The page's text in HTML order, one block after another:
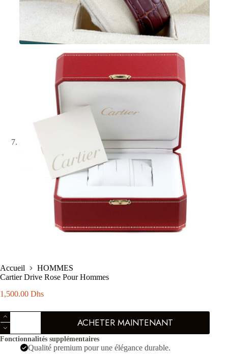
Accueil
HOMMES
Cartier Drive Rose Pour Hommes
1,500.00 Dhs
quantité
de
Cartier
Drive
ACHETER MAINTENANT
Fonctionnalités supplémentaires
Qualité premium pour une élégance durable.